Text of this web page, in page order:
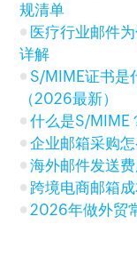
规清单
医疗行业邮件
详解
S/MIME证书是
（2026最新）
什么是S/MIME
企业邮箱采购
海外邮件发送
跨境电商邮箱
2026年做外贸